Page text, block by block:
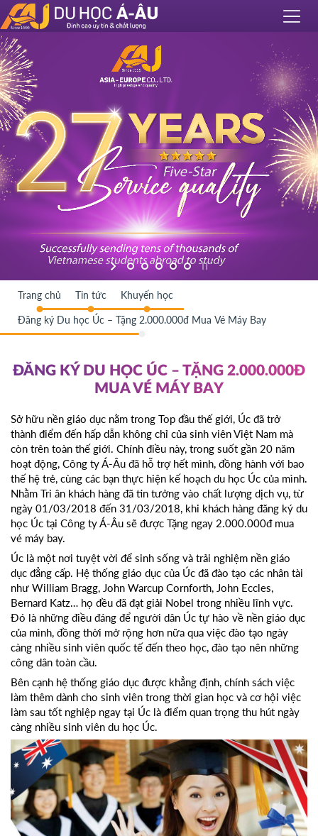
Trang chủ Tin tức Khuyến học
Đăng ký Du học Úc – Tặng 2.000.000đ Mua Vé Máy Bay
ĐĂNG KÝ DU HỌC ÚC – TẶNG 2.000.000Đ
MUA VÉ MÁY BAY
Sở hữu nền giáo dục nằm trong Top đầu thế giới, Úc đã trở
thành điểm đến hấp dẫn không chỉ của sinh viên Việt Nam mà
còn trên toàn thế giới. Chính điều này, trong suốt gần 20 năm
hoạt động, Công ty Á-Âu đã hỗ trợ hết mình, đồng hành với bao
thế hệ trẻ, cùng các bạn thực hiện kế hoạch du học Úc của mình.
Nhằm Tri ân khách hàng đã tin tưởng vào chất lượng dịch vụ, từ
ngày 01/03/2018 đến 31/03/2018, khi khách hàng đăng ký du
học Úc tại Công ty Á-Âu sẽ được Tặng ngay 2.000.000đ mua
vé máy bay.
Úc là một nơi tuyệt vời để sinh sống và trải nghiệm nền giáo
dục đẳng cấp. Hệ thống giáo dục của Úc đã đào tạo các nhân tài
như William Bragg, John Warcup Cornforth, John Eccles,
Bernard Katz… họ đều đã đạt giải Nobel trong nhiều lĩnh vực.
Đó là những điều đáng để người dân Úc tự hào về nền giáo dục
của mình, đồng thời mở rộng hơn nữa qua việc đào tạo ngày
càng nhiều sinh viên quốc tế đến theo học, đào tạo nên những
công dân toàn cầu.
Bên cạnh hệ thống giáo dục được khẳng định, chính sách việc
làm thêm dành cho sinh viên trong thời gian học và cơ hội việc
làm sau tốt nghiệp ngay tại Úc là điểm quan trọng thu hút ngày
càng nhiều sinh viên du học Úc.